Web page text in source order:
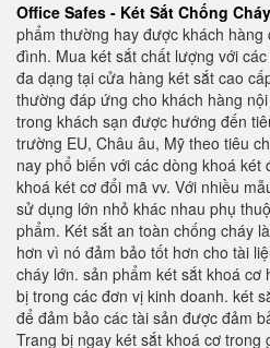
Office Safes - Két Sắt Chống
phẩm thường hay được khách
đình. Mua két sắt chất lượng với
đa dạng tại cửa hàng két sắt cao
thường đáp ứng cho khách hàng
trong khách sạn được hướng đến
trường EU, Châu âu, Mỹ theo tiêu
nay phổ biến với các dòng khoá két
khoá két cơ đổi mã vv. Với nhiều
sử dụng lớn nhỏ khác nhau phụ
phẩm. Két sắt an toàn chống cháy
hơn vì nó đảm bảo tốt hơn cho tài
cháy lớn. sản phẩm két sắt khoá cơ
bị trong các đơn vị kinh doanh. két
để đảm bảo các tài sản được đảm
Trang bị ngay két sắt khoá cơ